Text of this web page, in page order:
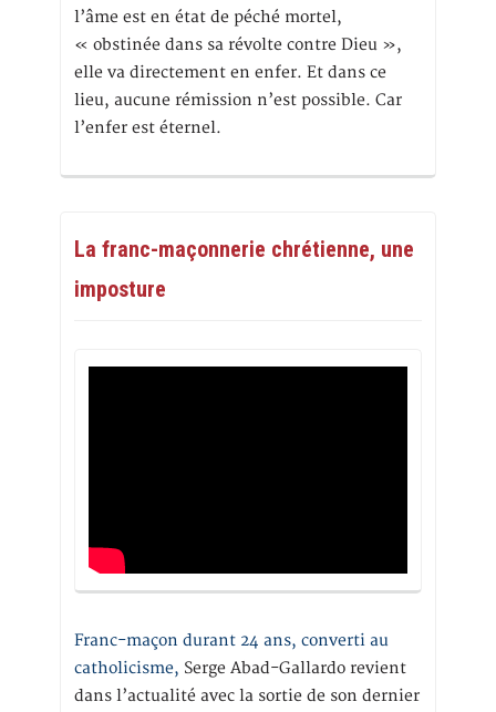
l’âme est en état de péché mortel,
« obstinée dans sa révolte contre Dieu »,
elle va directement en enfer. Et dans ce
lieu, aucune rémission n’est possible. Car
l’enfer est éternel.
La franc-maçonnerie chrétienne, une
imposture
Franc-maçon durant 24 ans, converti au
catholicisme, Serge Abad-Gallardo revient
dans l’actualité avec la sortie de son dernier